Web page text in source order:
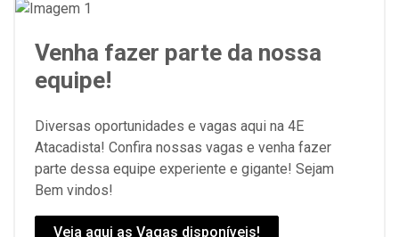
Venha fazer parte da nossa
equipe!
Diversas oportunidades e vagas aqui na 4E
Atacadista! Confira nossas vagas e venha fazer
parte dessa equipe experiente e gigante! Sejam
Bem vindos!
Veja aqui as Vagas disponíveis!